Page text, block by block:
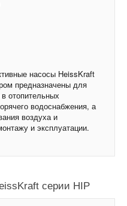
насосы HeissKraft
предназначены для
отопительных
водоснабжения, а
воздуха и
и эксплуатации.
серии HIP